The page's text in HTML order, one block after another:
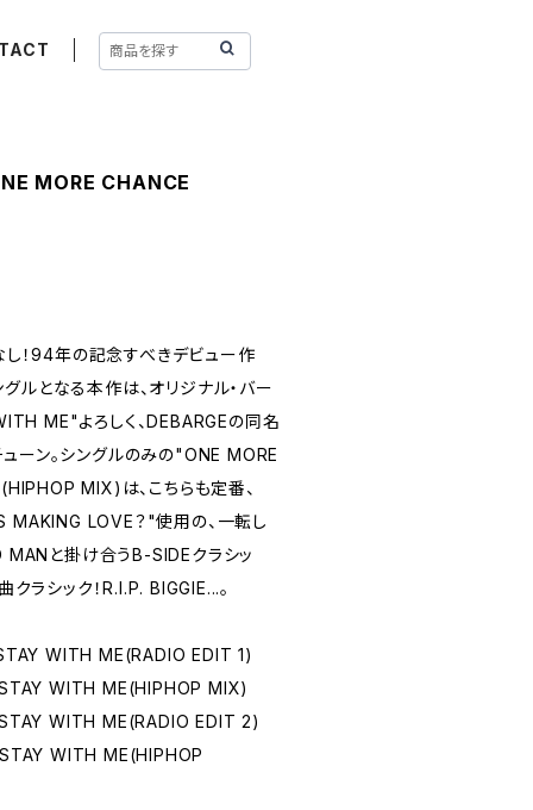
MORE CHANCE
！94年の記念すべきデビュー作
ルとなる本作は、オリジナル・バー
ME"よろしく、DEBARGEの同名
ーン。シングルのみの"ONE MORE
MIX)は、こちらも定番、
LOVE？"使用の、一転し
と掛け合うB-SIDEクラシッ
ラシック！R.I.P. BIGGIE...。
WITH ME(RADIO EDIT 1)
WITH ME(HIPHOP MIX)
WITH ME(RADIO EDIT 2)
WITH ME(HIPHOP